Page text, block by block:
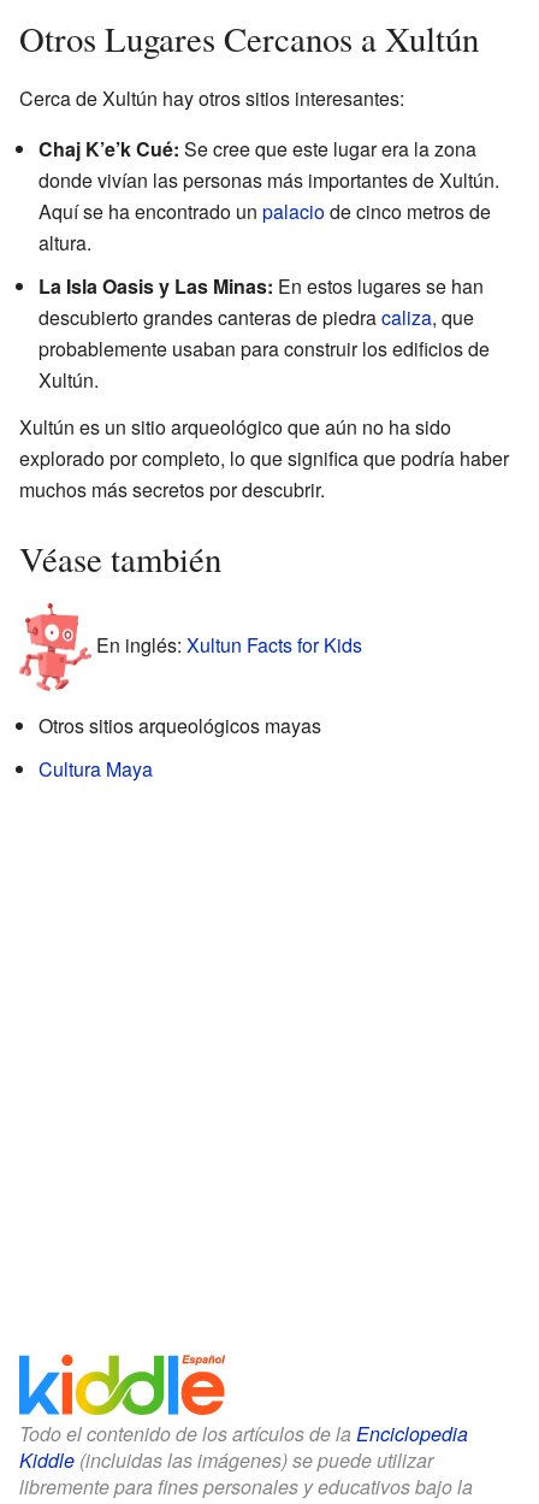
Otros Lugares Cercanos a Xultún
Cerca de Xultún hay otros sitios interesantes:
Chaj K’e’k Cué: Se cree que este lugar era la zona
donde vivían las personas más importantes de Xultún.
Aquí se ha encontrado un palaciode cinco metros de
altura.
La Isla Oasis y Las Minas: En estos lugares se han
descubierto grandes canteras de piedracaliza, que
probablemente usaban para construir los edificios de
Xultún.
Xultún es un sitio arqueológico que aún no ha sido
explorado por completo, lo que significa que podría haber
muchos más secretos por descubrir.
Véase también
En inglés: Xultun Facts for Kids
Otros sitios arqueológicos mayas
Cultura Maya
Todo el contenido de los artículos de la Enciclopedia
Kiddle (incluidas las imágenes) se puede utilizar
libremente para fines personales y educativos bajo la